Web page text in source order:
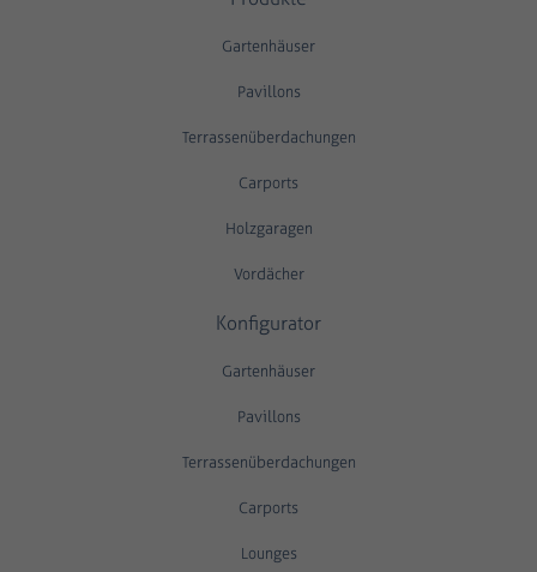
Gartenhäuser
Pavillons
Terrassenüberdachungen
Carports
Holzgaragen
Vordächer
Konfigurator
Gartenhäuser
Pavillons
Terrassenüberdachungen
Carports
Lounges